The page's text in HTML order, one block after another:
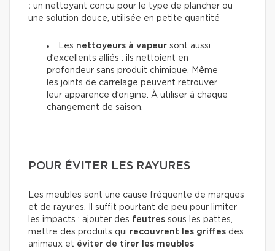
: un nettoyant conçu pour le type de plancher ou
une solution douce, utilisée en petite quantité
Les nettoyeurs à vapeur sont aussi
d’excellents alliés : ils nettoient en
profondeur sans produit chimique. Même
les joints de carrelage peuvent retrouver
leur apparence d’origine. À utiliser à chaque
changement de saison.
POUR ÉVITER LES RAYURES
Les meubles sont une cause fréquente de marques
et de rayures. Il suffit pourtant de peu pour limiter
les impacts : ajouter des feutres sous les pattes,
mettre des produits qui recouvrent les griffes des
animaux et éviter de tirer les meubles